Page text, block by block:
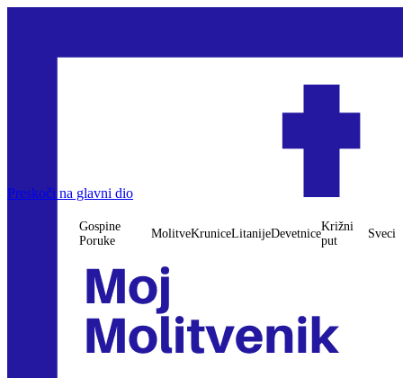
Preskoči na glavni dio
Gospine
Poruke
MolitveKruniceLitanijeDevetnice
Križni
put
Sveci